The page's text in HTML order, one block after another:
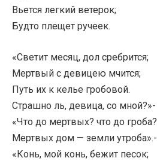
Вьется легкий ветерок;
Будто плещет ручеек.
«Светит месяц, дол сребрится;
Мертвый с девицею мчится;
Путь их к келье гробовой.
Страшно ль, девица, со мной?»-
«Что до мертвых? что до гроба?
Мертвых дом — земли утроба».-
«Конь, мой конь, бежит песок;